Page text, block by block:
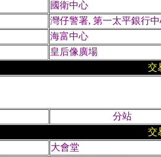
國衛中心
灣仔警署, 第一太平銀行
海富中心
皇后像廣場
交
分站
交
大會堂